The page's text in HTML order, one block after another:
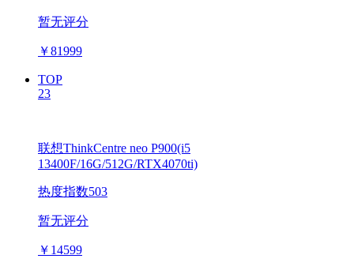
暂无评分
￥81999
TOP
23
联想ThinkCentre neo P900(i5
13400F/16G/512G/RTX4070ti)
热度指数503
暂无评分
￥ 14599